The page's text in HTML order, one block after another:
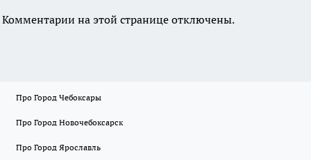
Комментарии на этой странице отключены.
Про Город Чебоксары
Про Город Новочебоксарск
Про Город Ярославль